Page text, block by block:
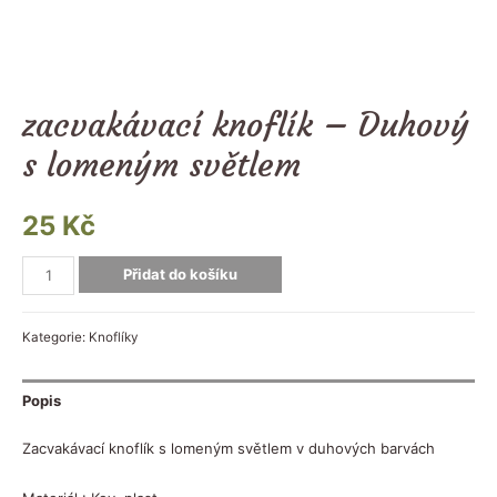
zacvakávací knoflík – Duhový
s lomeným světlem
25 Kč
Přidat do košíku
Kategorie: Knoflíky
Popis
Zacvakávací knoflík s lomeným světlem v duhových barvách